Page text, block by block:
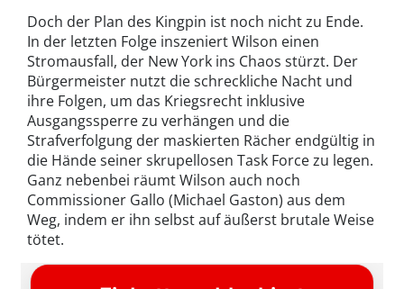
Doch der Plan des Kingpin ist noch nicht zu Ende.
In der letzten Folge inszeniert Wilson einen
Stromausfall, der New York ins Chaos stürzt. Der
Bürgermeister nutzt die schreckliche Nacht und
ihre Folgen, um das Kriegsrecht inklusive
Ausgangssperre zu verhängen und die
Strafverfolgung der maskierten Rächer endgültig in
die Hände seiner skrupellosen Task Force zu legen.
Ganz nebenbei räumt Wilson auch noch
Commissioner Gallo (Michael Gaston) aus dem
Weg, indem er ihn selbst auf äußerst brutale Weise
tötet.